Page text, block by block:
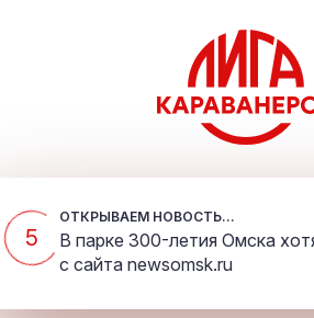
5
ОТКРЫВАЕМ НОВОСТЬ...
В парке 300-летия Омска
с сайта newsomsk.ru